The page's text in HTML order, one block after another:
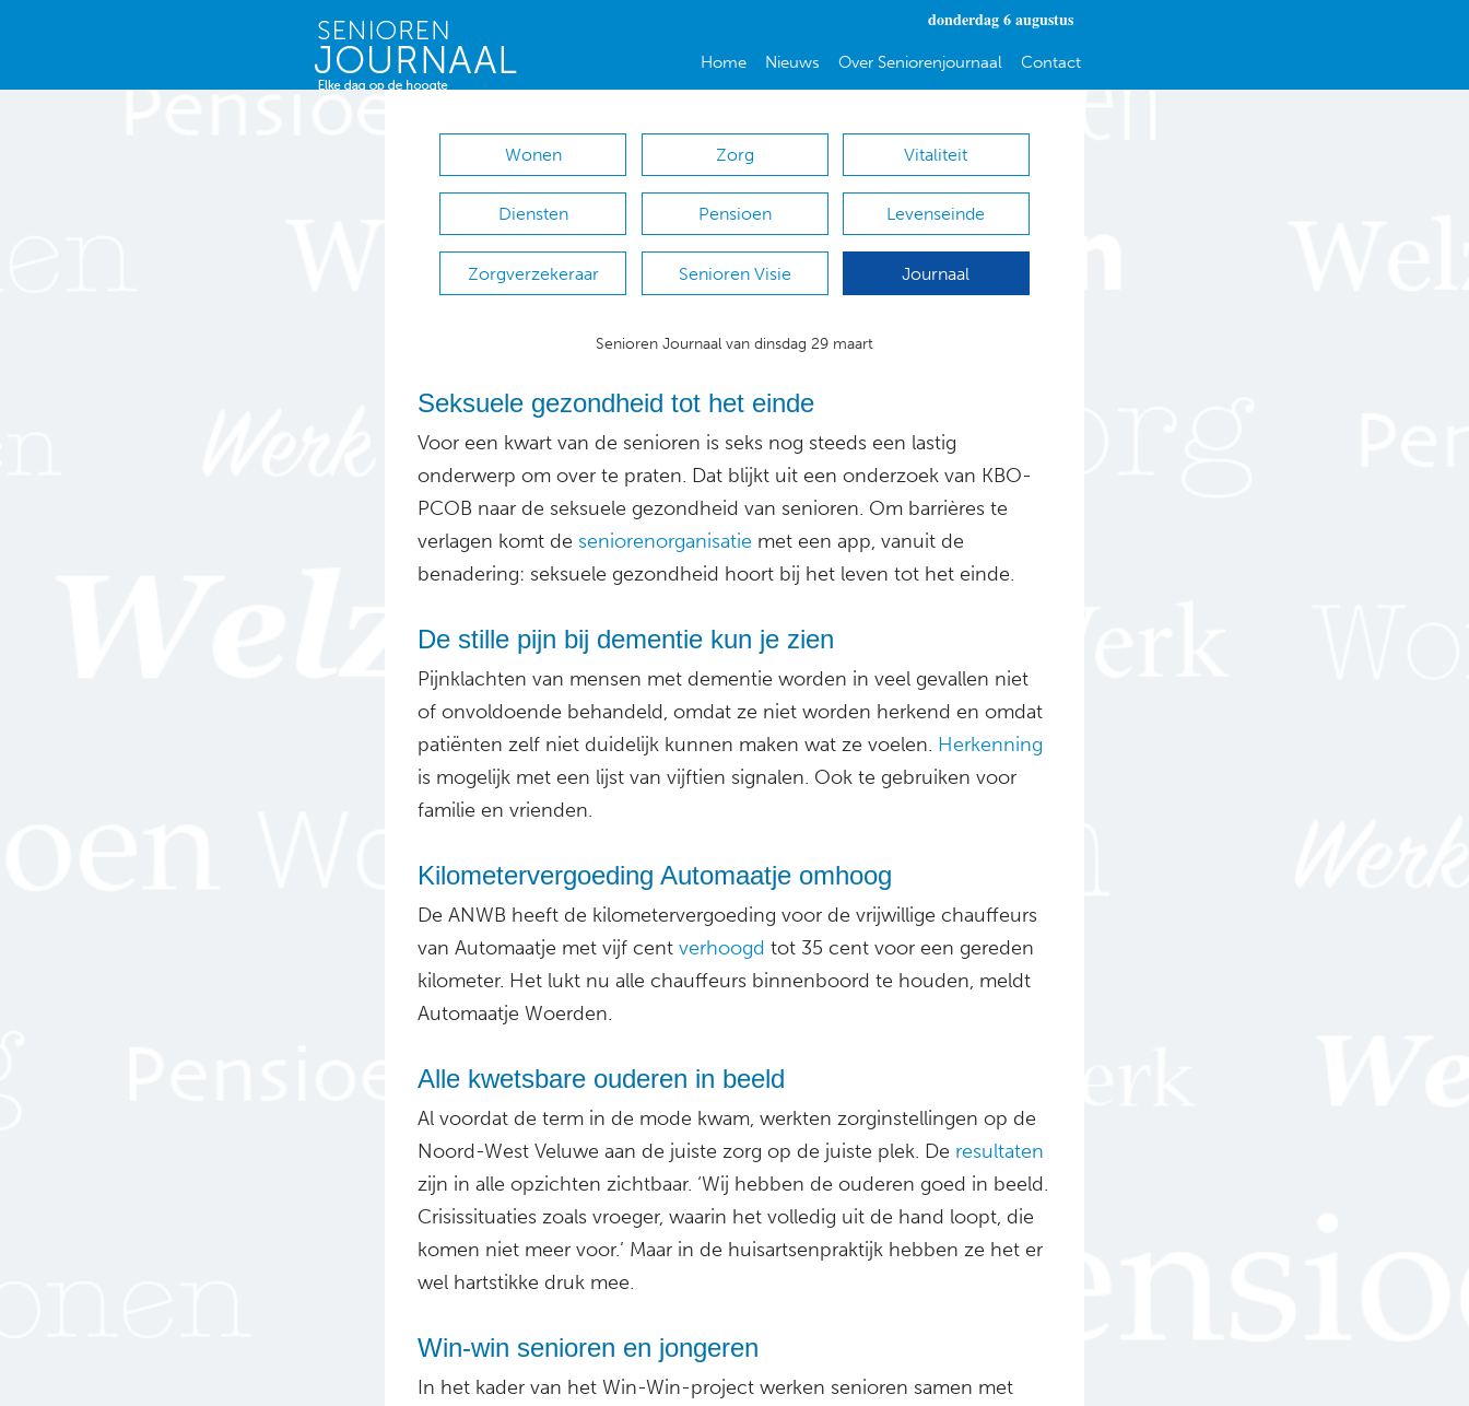
donderdag 6 augustus
Home Nieuws Over Seniorenjournaal Contact
Wonen Zorg Vitaliteit
Diensten Pensioen Levenseinde
Zorgverzekeraar Senioren Visie Journaal
Senioren Journaal van dinsdag 29 maart
Seksuele gezondheid tot het einde
Voor een kwart van de senioren is seks nog steeds een lastig
onderwerp om over te praten. Dat blijkt uit een onderzoek van KBO-
PCOB naar de seksuele gezondheid van senioren. Om barrières te
verlagen komt de seniorenorganisatie met een app, vanuit de
benadering: seksuele gezondheid hoort bij het leven tot het einde.
De stille pijn bij dementie kun je zien
Pijnklachten van mensen met dementie worden in veel gevallen niet
of onvoldoende behandeld, omdat ze niet worden herkend en omdat
patiënten zelf niet duidelijk kunnen maken wat ze voelen. Herkenning
is mogelijk met een lijst van vijftien signalen. Ook te gebruiken voor
familie en vrienden.
Kilometervergoeding Automaatje omhoog
De ANWB heeft de kilometervergoeding voor de vrijwillige chauffeurs
van Automaatje met vijf cent verhoogd tot 35 cent voor een gereden
kilometer. Het lukt nu alle chauffeurs binnenboord te houden, meldt
Automaatje Woerden.
Alle kwetsbare ouderen in beeld
Al voordat de term in de mode kwam, werkten zorginstellingen op de
Noord-West Veluwe aan de juiste zorg op de juiste plek. De resultaten
zijn in alle opzichten zichtbaar. ‘Wij hebben de ouderen goed in beeld.
Crisissituaties zoals vroeger, waarin het volledig uit de hand loopt, die
komen niet meer voor.’ Maar in de huisartsenpraktijk hebben ze het er
wel hartstikke druk mee.
Win-win senioren en jongeren
In het kader van het Win-Win-project werken senioren samen met